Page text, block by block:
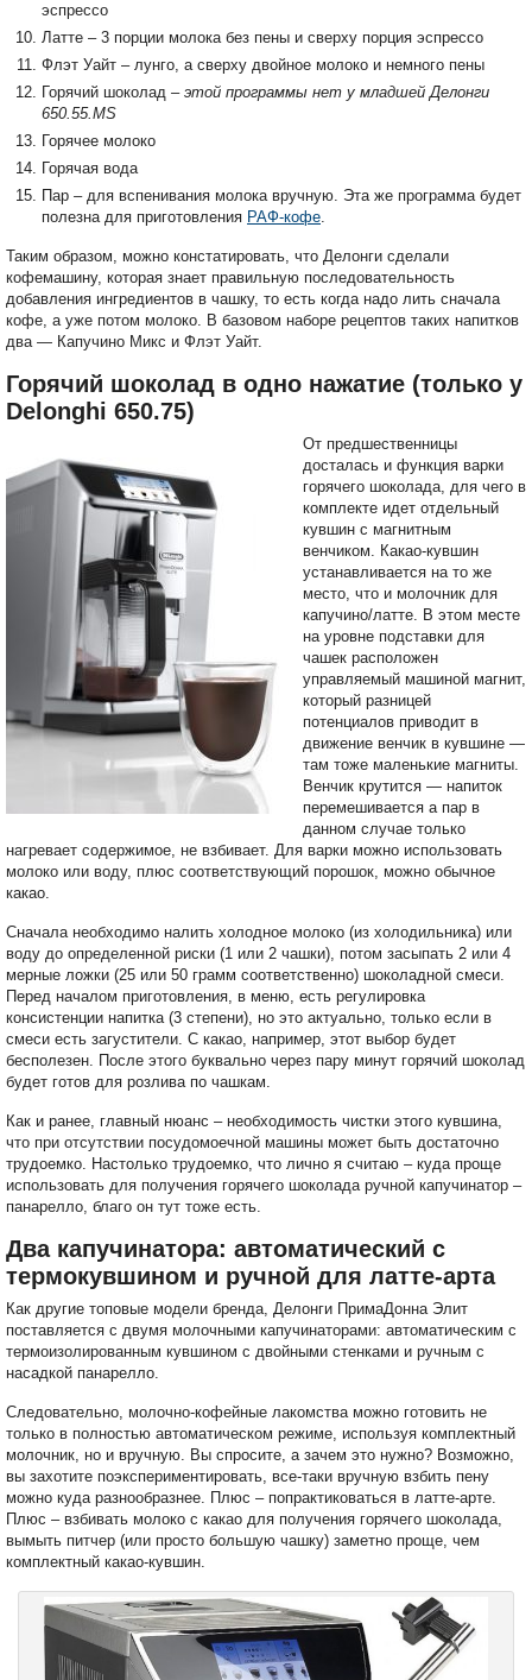
эспрессо
Латте – 3 порции молока без пены и сверху порция эспрессо
Флэт Уайт – лунго, а сверху двойное молоко и немного пены
Горячий шоколад – этой программы нет у младшей Делонги
650.55.MS
Горячее молоко
Горячая вода
Пар –для вспенивания молока вручную. Эта же программа будет
полезна для приготовления РАФ-кофе.
Таким образом, можно констатировать, что Делонги сделали
кофемашину, которая знает правильную последовательность
добавления ингредиентов в чашку, то есть когда надо лить сначала
кофе, а уже потом молоко. В базовом наборе рецептов таких напитков
два — Капучино Микс и Флэт Уайт.
Горячий шоколад в одно нажатие (только у
Delonghi 650.75)
От предшественницы
досталась и функция варки
горячего шоколада, для чего в
комплекте идет отдельный
кувшин с магнитным
венчиком. Какао-кувшин
устанавливается на то же
место, что и молочник для
капучино/латте. В этом месте
на уровне подставки для
чашек расположен
управляемый машиной магнит,
который разницей
потенциалов приводит в
движение венчик в кувшине —
там тоже маленькие магниты.
Венчик крутится — напиток
перемешивается а пар в
данном случае только
нагревает содержимое, не взбивает. Для варки можно использовать
молоко или воду, плюс соответствующий порошок, можно обычное
какао.
Сначала необходимо налить холодное молоко (из холодильника) или
воду до определенной риски (1 или 2 чашки), потом засыпать 2 или 4
мерные ложки (25 или 50 грамм соответственно) шоколадной смеси.
Перед началом приготовления, в меню, есть регулировка
консистенции напитка (3 степени), но это актуально, только если в
смеси есть загустители. С какао, например, этот выбор будет
бесполезен. После этого буквально через пару минут горячий шоколад
будет готов для розлива по чашкам.
Как и ранее, главный нюанс – необходимость чистки этого кувшина,
что при отсутствии посудомоечной машины может быть достаточно
трудоемко. Настолько трудоемко, что лично я считаю – куда проще
использовать для получения горячего шоколада ручной капучинатор –
панарелло, благо он тут тоже есть.
Два капучинатора: автоматический с
термокувшином и ручной для латте-арта
Как другие топовые модели бренда, Делонги ПримаДонна Элит
поставляется с двумя молочными капучинаторами: автоматическим с
термоизолированным кувшином с двойными стенками и ручным с
насадкой панарелло.
Следовательно, молочно-кофейные лакомства можно готовить не
только в полностью автоматическом режиме, используя комплектный
молочник, но и вручную. Вы спросите, а зачем это нужно? Возможно,
вы захотите поэкспериментировать, все-таки вручную взбить пену
можно куда разнообразнее. Плюс – попрактиковаться в латте-арте.
Плюс – взбивать молоко с какао для получения горячего шоколада,
вымыть питчер (или просто большую чашку) заметно проще, чем
комплектный какао-кувшин.